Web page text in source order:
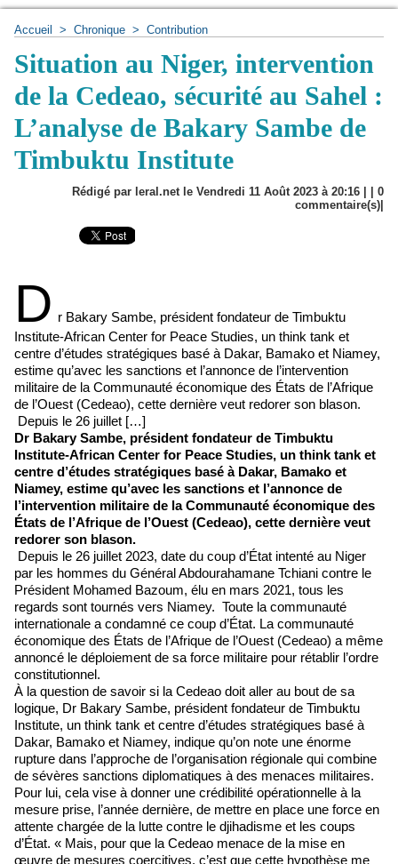
Accueil > Chronique > Contribution
Situation au Niger, intervention
de la Cedeao, sécurité au Sahel :
L’analyse de Bakary Sambe de
Timbuktu Institute
Rédigé par leral.net le Vendredi 11 Août 2023 à 20:16 | | 0
commentaire(s)|
D r Bakary Sambe, président fondateur de Timbuktu
Institute-African Center for Peace Studies, un think tank et
centre d’études stratégiques basé à Dakar, Bamako et Niamey,
estime qu’avec les sanctions et l’annonce de l’intervention
militaire de la Communauté économique des États de l’Afrique
de l’Ouest (Cedeao), cette dernière veut redorer son blason.
Depuis le 26 juillet […]
Dr Bakary Sambe, président fondateur de Timbuktu
Institute-African Center for Peace Studies, un think tank et
centre d’études stratégiques basé à Dakar, Bamako et
Niamey, estime qu’avec les sanctions et l’annonce de
l’intervention militaire de la Communauté économique des
États de l’Afrique de l’Ouest (Cedeao), cette dernière veut
redorer son blason.
Depuis le 26 juillet 2023, date du coup d’État intenté au Niger
par les hommes du Général Abdourahamane Tchiani contre le
Président Mohamed Bazoum, élu en mars 2021, tous les
regards sont tournés vers Niamey. Toute la communauté
internationale a condamné ce coup d’État. La communauté
économique des États de l’Afrique de l’Ouest (Cedeao) a même
annoncé le déploiement de sa force militaire pour rétablir l’ordre
constitutionnel.
À la question de savoir si la Cedeao doit aller au bout de sa
logique, Dr Bakary Sambe, président fondateur de Timbuktu
Institute, un think tank et centre d’études stratégiques basé à
Dakar, Bamako et Niamey, indique qu’on note une énorme
rupture dans l’approche de l’organisation régionale qui combine
de sévères sanctions diplomatiques à des menaces militaires.
Pour lui, cela vise à donner une crédibilité opérationnelle à la
mesure prise, l’année dernière, de mettre en place une force en
attente chargée de la lutte contre le djihadisme et les coups
d’État. « Mais, pour que la Cedeao menace de la mise en
œuvre de mesures coercitives, c’est que cette hypothèse me